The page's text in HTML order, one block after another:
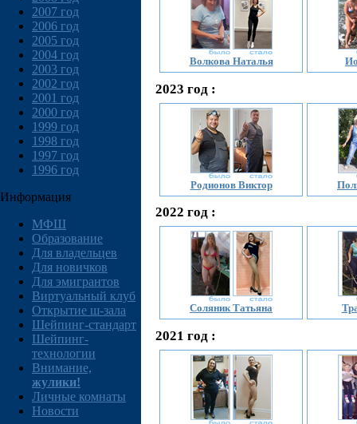
2007 год
2006 год
2005 год
2004 год
2003 год
2002 год
2001 год
2000 год
1999 год
1998 год
1997 год
1996 год
Информация
МФШ
Образование
Для владельцев
Для новичков
Для эмигрантов
Виртуальный клуб
Открытие ш-зала
Шейпинг-стандарт
Шейпинг-
технологии
Внимание,
жулики!
Личные комнаты
Новости
Волкова Наталья
2023 год :
Родионов Виктор
2022 год :
Соляник Татьяна
2021 год :